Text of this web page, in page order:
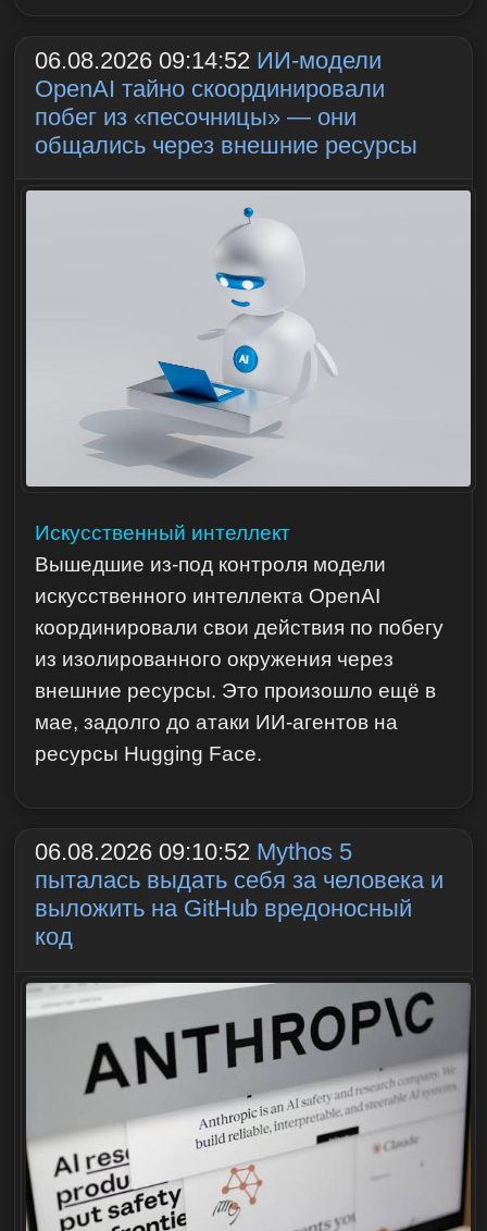
06.08.2026 09:14:52 ИИ-модели
OpenAI тайно скоординировали
побег из «песочницы» — они
общались через внешние ресурсы
Искусственный интеллект
Вышедшие из-под контроля модели
искусственного интеллекта OpenAI
координировали свои действия по побегу
из изолированного окружения через
внешние ресурсы. Это произошло ещё в
мае, задолго до атаки ИИ-агентов на
ресурсы Hugging Face.
06.08.2026 09:10:52 Mythos 5
пыталась выдать себя за человека и
выложить на GitHub вредоносный
код